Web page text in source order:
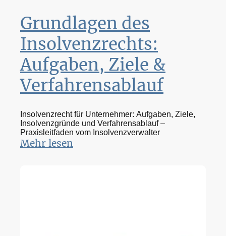
Grundlagen des
Insolvenzrechts:
Aufgaben, Ziele &
Verfahrensablauf
Insolvenzrecht für Unternehmer: Aufgaben, Ziele,
Insolvenzgründe und Verfahrensablauf –
Praxisleitfaden vom Insolvenzverwalter
Mehr lesen